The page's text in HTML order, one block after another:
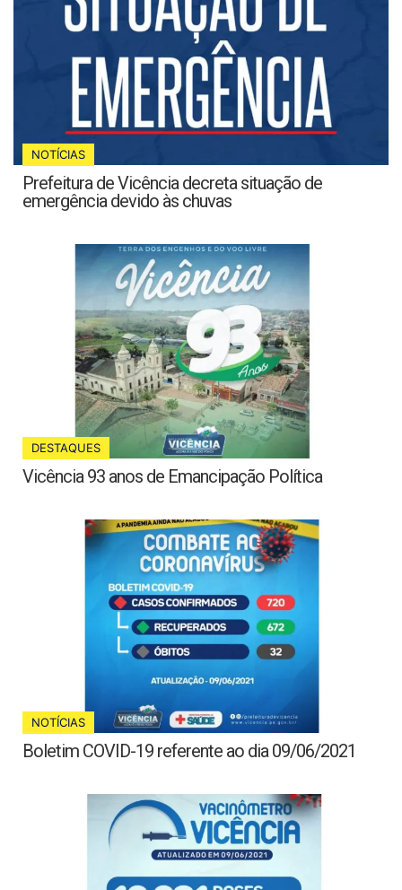
NOTÍCIAS
Prefeitura de Vicência decreta situação de
emergência devido às chuvas
DESTAQUES
Vicência 93 anos de Emancipação Política
NOTÍCIAS
Boletim COVID-19 referente ao dia 09/06/2021